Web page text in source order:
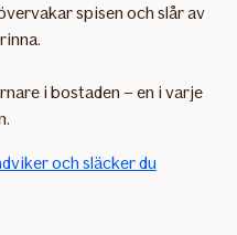
spisen och slår av
i bostaden – en i varje
och släcker du